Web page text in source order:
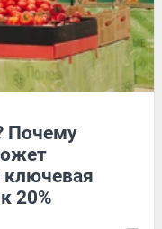
Почему
ключевая
20%